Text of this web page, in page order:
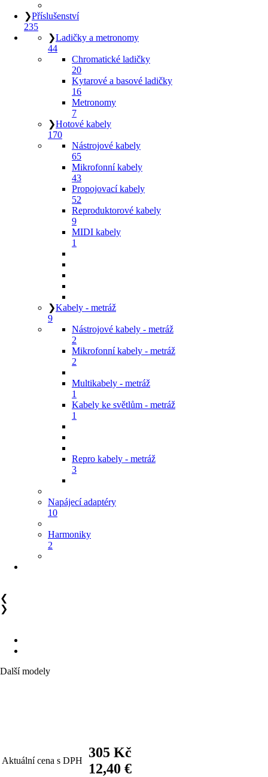
❯Příslušenství
235
❯Ladičky a metronomy
44
Chromatické ladičky
20
Kytarové a basové ladičky
16
Metronomy
7
❯Hotové kabely
170
Nástrojové kabely
65
Mikrofonní kabely
43
Propojovací kabely
52
Reproduktorové kabely
9
MIDI kabely
1
❯Kabely - metráž
9
Nástrojové kabely - metráž
2
Mikrofonní kabely - metráž
2
Multikabely - metráž
1
Kabely ke světlům - metráž
1
Repro kabely - metráž
3
Napájecí adaptéry
10
Harmoniky
2
❮
❯
Další modely
Aktuální cena s DPH
305 Kč
12,40 €